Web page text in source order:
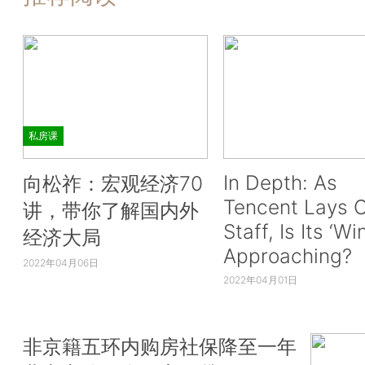
私房课
向松祚：宏观经济70
讲，带你了解国内外
经济大局
2022年04月06日
In Depth: As
Tencent Lays
Staff, Is Its
Approaching?
2022年04月01日
非京籍五环内购房社保降至一年